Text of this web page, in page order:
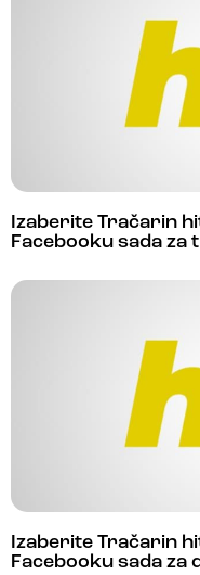
Izaberite Tračarin
Facebooku sada
Izaberite Tračarin
Facebooku sada